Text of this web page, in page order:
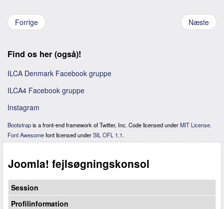
Forrige Næste
Find os her (også)!
ILCA Denmark Facebook gruppe
ILCA4 Facebook gruppe
Instagram
Bootstrapis a front-end framework of Twitter, Inc. Code licensed underMIT License.
Font Awesomefont licensed underSIL OFL 1.1.
Joomla! fejlsøgningskonsol
Session
Profilinformation